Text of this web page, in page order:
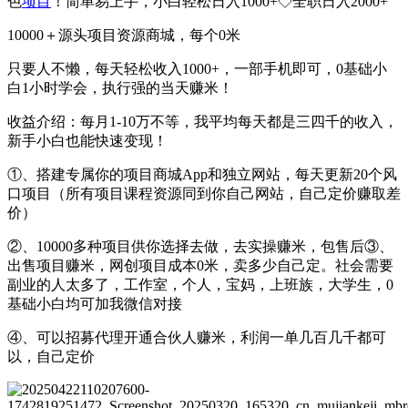
10000＋源头项目资源商城，每个0米
只要人不懒，每天轻松收入1000+，一部手机即可，0基础小
白1小时学会，执行强的当天赚米！
收益介绍：每月1-10万不等，我平均每天都是三四千的收入，
新手小白也能快速变现！
①、搭建专属你的项目商城App和独立网站，每天更新20个风
口项目（所有项目课程资源同到你自己网站，自己定价赚取差
价）
②、10000多种项目供你选择去做，去实操赚米，包售后③、
出售项目赚米，网创项目成本0米，卖多少自己定。社会需要
副业的人太多了，工作室，个人，宝妈，上班族，大学生，0
基础小白均可加我微信对接
④、可以招募代理开通合伙人赚米，利润一单几百几千都可
以，自己定价